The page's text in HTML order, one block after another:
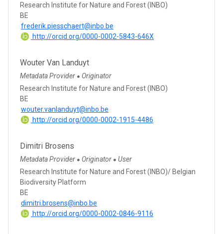
Research Institute for Nature and Forest (INBO)
BE
frederik.piesschaert@inbo.be
http://orcid.org/0000-0002-5843-646X
Wouter Van Landuyt
Metadata Provider ● Originator
Research Institute for Nature and Forest (INBO)
BE
wouter.vanlanduyt@inbo.be
http://orcid.org/0000-0002-1915-4486
Dimitri Brosens
Metadata Provider ● Originator ● User
Research Institute for Nature and Forest (INBO)/ Belgian
Biodiversity Platform
BE
dimitri.brosens@inbo.be
http://orcid.org/0000-0002-0846-9116